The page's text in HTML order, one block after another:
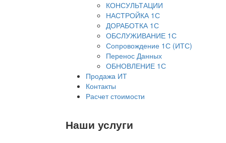
КОНСУЛЬТАЦИИ
НАСТРОЙКА 1С
ДОРАБОТКА 1С
ОБСЛУЖИВАНИЕ 1С
Сопровождение 1С (ИТС)
Перенос Данных
ОБНОВЛЕНИЕ 1С
Продажа ИТ
Контакты
Расчет стоимости
Наши услуги